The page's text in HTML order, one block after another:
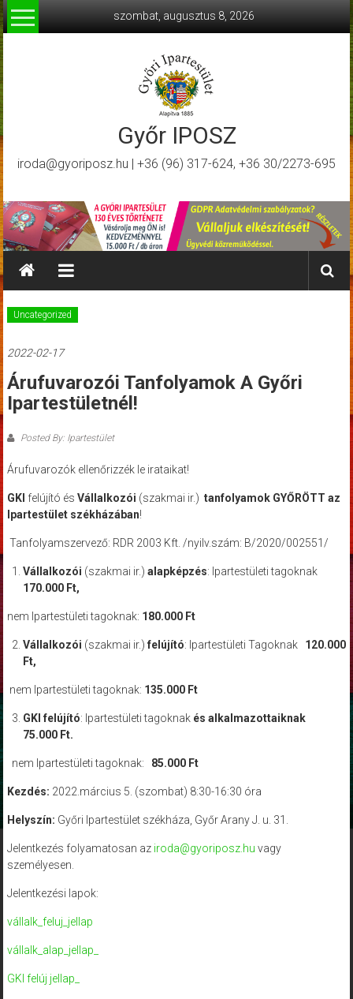
Skip
to
content
szombat, augusztus 8, 2026
Győr IPOSZ
iroda@gyoriposz.hu | +36 (96) 317-624, +36 30/2273-695
Uncategorized
2022-02-17
Árufuvarozói Tanfolyamok A Győri
Ipartestületnél!
Posted By: Ipartestület
Árufuvarozók ellenőrizzék le irataikat!
GKI felújító és Vállalkozói (szakmai ir.) tanfolyamok GYŐRÖTT az
Ipartestület székházában!
Tanfolyamszervező: RDR 2003 Kft. /nyilv.szám: B/2020/002551/
Vállalkozói (szakmai ir.) alapképzés: Ipartestületi tagoknak
170.000 Ft,
nem Ipartestületi tagoknak: 180.000 Ft
Vállalkozói (szakmai ir.) felújító: Ipartestületi Tagoknak 120.000
Ft,
nem Ipartestületi tagoknak: 135.000 Ft
GKI felújító: Ipartestületi tagoknak és alkalmazottaiknak
75.000 Ft.
nem Ipartestületi tagoknak: 85.000 Ft
Kezdés: 2022.március 5. (szombat) 8:30-16:30 óra
Helyszín: Győri Ipartestület székháza, Győr Arany J. u. 31.
Jelentkezés folyamatosan az iroda@gyoriposz.hu vagy
személyesen.
Jelentkezési lapok:
vállalk_feluj_jellap
vállalk_alap_jellap_
GKI felúj jellap_